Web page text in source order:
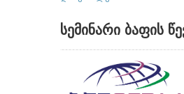
სემინარი ბაფის